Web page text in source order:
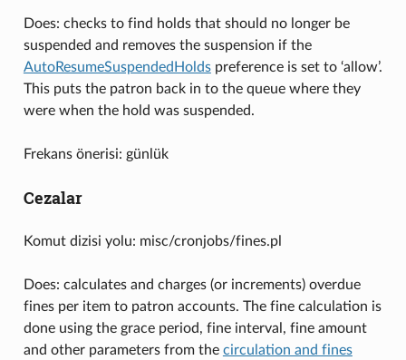
Does: checks to find holds that should no longer be
suspended and removes the suspension if the
AutoResumeSuspendedHoldspreference is set to ‘allow’.
This puts the patron back in to the queue where they
were when the hold was suspended.
Frekans önerisi: günlük
Cezalar
Komut dizisi yolu: misc/cronjobs/fines.pl
Does: calculates and charges (or increments) overdue
fines per item to patron accounts. The fine calculation is
done using the grace period, fine interval, fine amount
and other parameters from the circulation and fines